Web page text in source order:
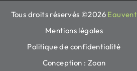
Tous droits réservés ©2026 Eauvent
Mentions légales
Politique de confidentialité
Conception : Zoan